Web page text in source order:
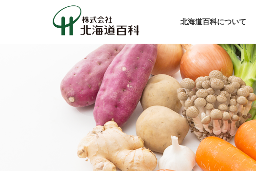
北海道百科について